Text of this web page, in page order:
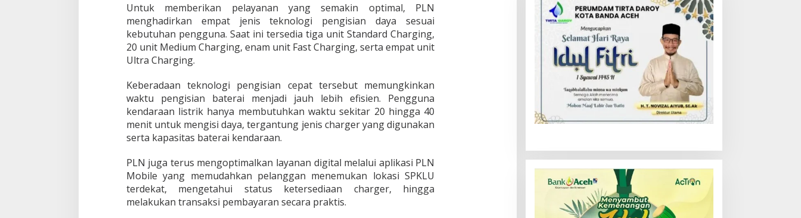
Untuk memberikan pelayanan yang semakin optimal, PLN
menghadirkan empat jenis teknologi pengisian daya sesuai
kebutuhan pengguna. Saat ini tersedia tiga unit Standard Charging,
20 unit Medium Charging, enam unit Fast Charging, serta empat unit
Ultra Charging.
Keberadaan teknologi pengisian cepat tersebut memungkinkan
waktu pengisian baterai menjadi jauh lebih efisien. Pengguna
kendaraan listrik hanya membutuhkan waktu sekitar 20 hingga 40
menit untuk mengisi daya, tergantung jenis charger yang digunakan
serta kapasitas baterai kendaraan.
PLN juga terus mengoptimalkan layanan digital melalui aplikasi PLN
Mobile yang memudahkan pelanggan menemukan lokasi SPKLU
terdekat, mengetahui status ketersediaan charger, hingga
melakukan transaksi pembayaran secara praktis.